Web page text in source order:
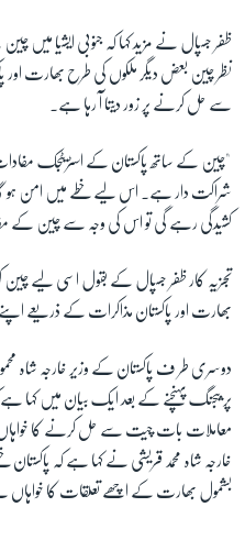
ظفر جسپال نے مزید کہا کہ جنوبی ایشیا میں
نظر چین بعض دیگر ملکوں کی طرح بھارت اور
سے حل کرنے پر زور دیتا آ رہا ہے۔
"چین کے ساتھ پاکستان کے اسٹریٹجک
شراکت دار ہے۔ اس لیے خطے میں امن ہو گا
کشیدگی رہے گی تو اس کی وجہ سے چین کے
تجزیہ کار ظفر جسپال کے بقول اسی لیے
بھارت اور پاکستان مذاکرات کے ذریعے
دوسری طر ف پاکستان کے وزیر خارجہ شاہ
پر بیجنگ پہنچنے کے بعد ایک بیان میں کہا
معاملات بات چیت سے حل کرنے کا خواہاں
خارجہ شاہ محمد قریشی نے کہا ہے کہ پاکستان
بشمول بھارت کے اچھے تعلقات کا خواہاں